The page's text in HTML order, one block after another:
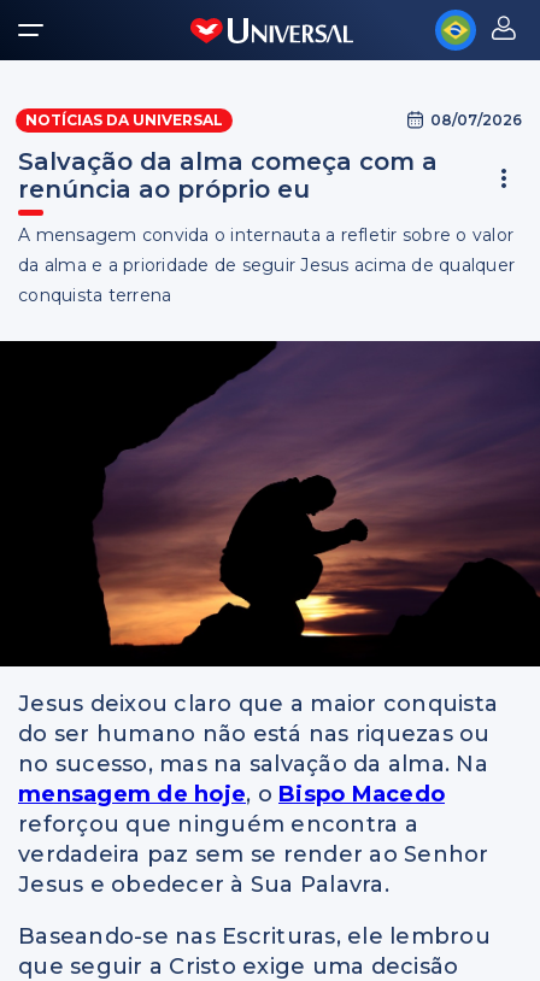
NOTÍCIAS DA UNIVERSAL 08/07/2026
Salvação da alma começa com a
renúncia ao próprio eu
A mensagem convida o internauta a refletir sobre o valor
da alma e a prioridade de seguir Jesus acima de qualquer
conquista terrena
Jesus deixou claro que a maior conquista
do ser humano não está nas riquezas ou
no sucesso, mas na salvação da alma. Na
mensagem de hoje, o Bispo Macedo
reforçou que ninguém encontra a
verdadeira paz sem se render ao Senhor
Jesus e obedecer à Sua Palavra.
Baseando-se nas Escrituras, ele lembrou
que seguir a Cristo exige uma decisão